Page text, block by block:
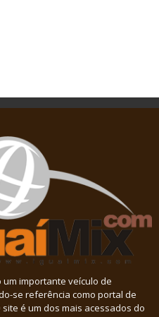
um importante veículo de
se referência como portal de
é um dos mais acessados do